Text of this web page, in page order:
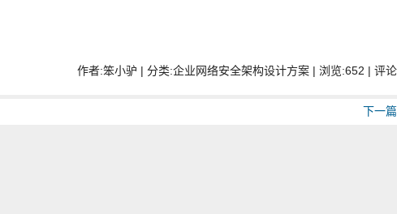
作者:笨小驴 | 分类:企业网络安全架构设计方案 | 浏览:652 | 评
下一